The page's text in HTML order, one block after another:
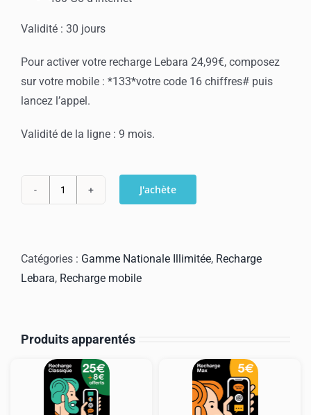
Validité : 30 jours
Pour activer votre recharge Lebara 24,99€, composez
sur votre mobile : *133*votre code 16 chiffres# puis
lancez l’appel.
Validité de la ligne : 9 mois.
LEBARA
forfait
24,99€
J'achète
Catégories : Gamme Nationale Illimitée, Recharge
Lebara, Recharge mobile
Produits apparentés